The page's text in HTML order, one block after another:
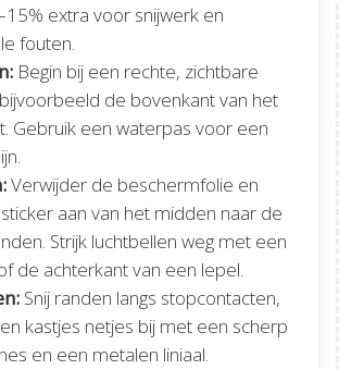
extra voor snijwerk en
fouten.
Begin bij een rechte, zichtbare
de bovenkant van het
Gebruik een waterpas voor een
Verwijder de beschermfolie en
aan van het midden naar de
Strijk luchtbellen weg met een
de achterkant van een lepel.
Snij randen langs stopcontacten,
kastjes netjes bij met een scherp
en een metalen liniaal.